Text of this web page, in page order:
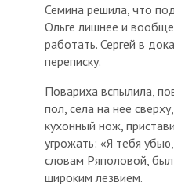
Семина решила, что
Ольге лишнее и
работать. Сергей в
переписку.
Повариха вспылила,
пол, села на нее
кухонный нож,
угрожать: «Я тебя
словам Ряполовой,
широким лезвием.